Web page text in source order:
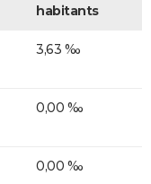
habitants
3,63 ‰
0,00 ‰
0,00 ‰